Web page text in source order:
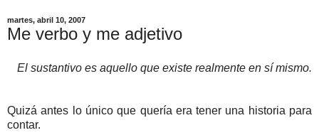
martes, abril 10, 2007
Me verbo y me adjetivo
El sustantivo es aquello que existe realmente en sí mismo.
Quizá antes lo único que quería era tener una historia para
contar.